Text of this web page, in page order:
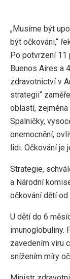
„Musíme být
být očkováni,“
Po potvrzení 11
Buenos Aires a
zdravotnictví v
strategii“
oblastí,
Spalničky,
onemocnění,
lidi. Očkování je
Strategie,
a Národní
očkování dětí
U dětí do 6
imunoglobuliny.
zavedením viru
snížením míry